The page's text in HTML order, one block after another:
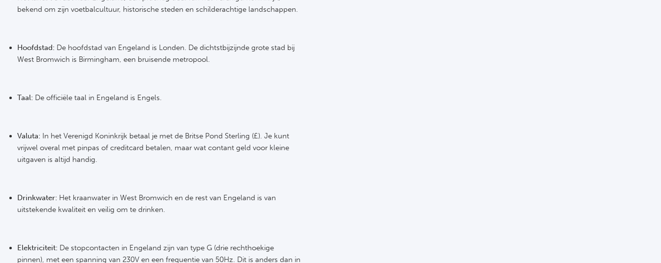
bekend om zijn voetbalcultuur, historische steden en schilderachtige landschappen.
Hoofdstad: De hoofdstad van Engeland is Londen. De dichtstbijzijnde grote stad bij
West Bromwich is Birmingham, een bruisende metropool.
Taal: De officiële taal in Engeland is Engels.
Valuta: In het Verenigd Koninkrijk betaal je met de Britse Pond Sterling (£). Je kunt
vrijwel overal met pinpas of creditcard betalen, maar wat contant geld voor kleine
uitgaven is altijd handig.
Drinkwater: Het kraanwater in West Bromwich en de rest van Engeland is van
uitstekende kwaliteit en veilig om te drinken.
Elektriciteit: De stopcontacten in Engeland zijn van type G (drie rechthoekige
pinnen), met een spanning van 230V en een frequentie van 50Hz. Dit is anders dan in